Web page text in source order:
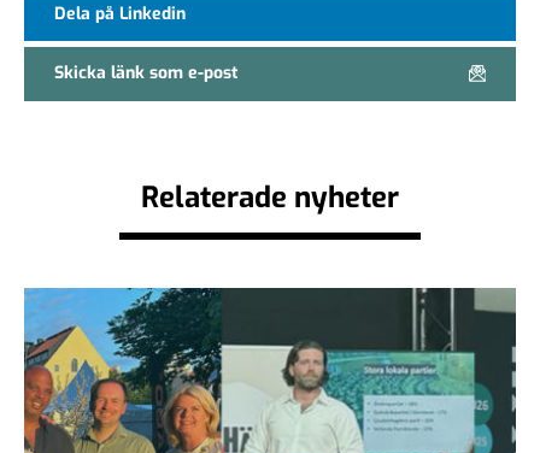
Dela på Linkedin
Skicka länk som e-post
Relaterade nyheter